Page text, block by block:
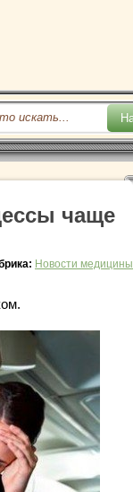
чаще
Новости медицины